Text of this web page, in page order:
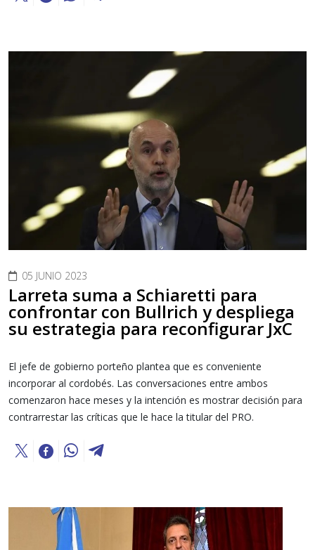
05 JUNIO 2023
Larreta suma a Schiaretti para
confrontar con Bullrich y despliega
su estrategia para reconfigurar JxC
El jefe de gobierno porteño plantea que es conveniente
incorporar al cordobés. Las conversaciones entre ambos
comenzaron hace meses y la intención es mostrar decisión para
contrarrestar las críticas que le hace la titular del PRO.